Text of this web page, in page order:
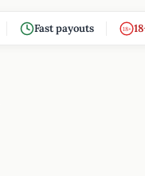
Fast payouts 18+